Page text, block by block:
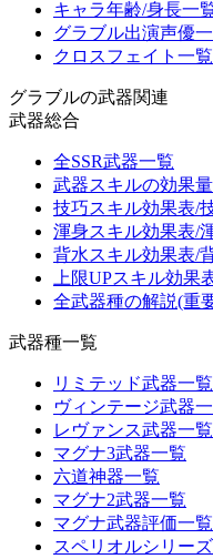
キャラ年齢/身長一
グラブル出演声優
クロスフェイト一覧
グラブルの武器関連
武器総合
全SSR武器一覧
武器スキルの効果
技巧スキル効果表/
渾身スキル効果表/
背水スキル効果表/
上限UPスキル効果
全武器種の解説(重
武器種一覧
リミテッド武器一覧
ヴィンテージ武器
レヴァンス武器一覧
マグナ3武器一覧
六道神器一覧
マグナ2武器一覧
マグナ武器評価一覧
スペリオルシリー